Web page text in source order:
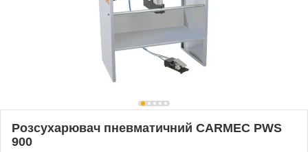
Розсухарювач пневматичний CARMEC PWS
900